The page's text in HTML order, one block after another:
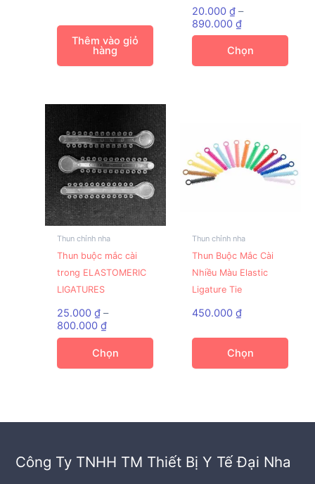
Thêm vào giỏ
hàng
20.000₫ –
890.000₫Khoảng
giá:
từ
Chọn
biến
thể.
Các
chọn
trên
trang
Thun chỉnh nha
Thun buộc mắc cài
trong ELASTOMERIC
LIGATURES
25.000₫ –
800.000₫Khoảng
giá:
từ
Chọn
Sản
phẩm
này
có
nhiều
biến
thể.
chọn
Thun chỉnh nha
Thun Buộc Mắc Cài
Nhiều Màu Elastic
Ligature Tie
450.000₫
Chọn
Sản
phẩm
này
có
nhiều
thể.
chọn
Công Ty TNHH TM Thiết Bị Y Tế Đại Nha